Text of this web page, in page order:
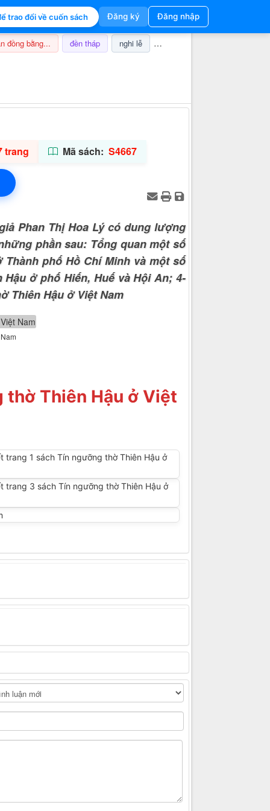
trao đổi về cuốn sách Đăng ký Đăng nhập
đồng bằng... đền tháp nghi lễ champa
trang Mã sách: S4667
Phan Thị Hoa Lý có dung lượng
phần sau: Tổng quan một số
phố Hồ Chí Minh và một số
ở phố Hiến, Huế và Hội An; 4-
Thiên Hậu ở Việt Nam
thờ Thiên Hậu ở Việt